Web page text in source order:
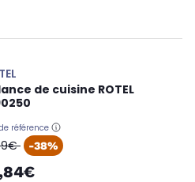
de cuisine ROTEL
référence
-38%